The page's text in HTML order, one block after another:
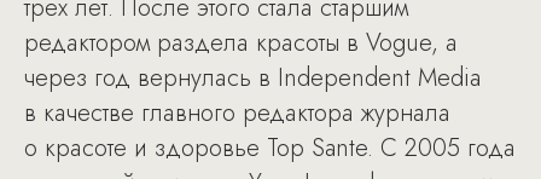
трех лет. После этого стала старшим
редактором раздела красоты в Vogue, а
через год вернулась в Independent Media
в качестве главного редактора журнала
о красоте и здоровье Top Sante. С 2005 года